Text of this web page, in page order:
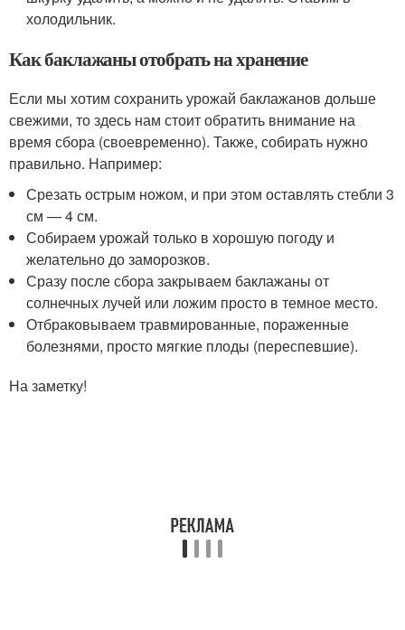
холодильник.
Как баклажаны отобрать на хранение
Если мы хотим сохранить урожай баклажанов дольше
свежими, то здесь нам стоит обратить внимание на
время сбора (своевременно). Также, собирать нужно
правильно. Например:
Срезать острым ножом, и при этом оставлять стебли 3
см — 4 см.
Собираем урожай только в хорошую погоду и
желательно до заморозков.
Сразу после сбора закрываем баклажаны от
солнечных лучей или ложим просто в темное место.
Отбраковываем травмированные, пораженные
болезнями, просто мягкие плоды (переспевшие).
На заметку!